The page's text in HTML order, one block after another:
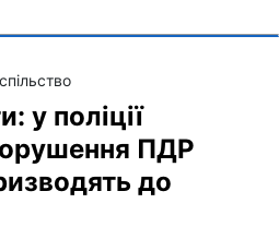
у поліції
ПДР
до